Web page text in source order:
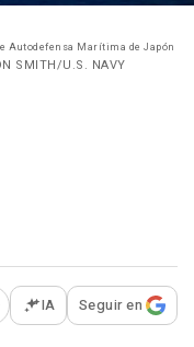
Autodefensa Marítima de Japón
SMITH/U.S. NAVY
opciones para
IA Seguir en